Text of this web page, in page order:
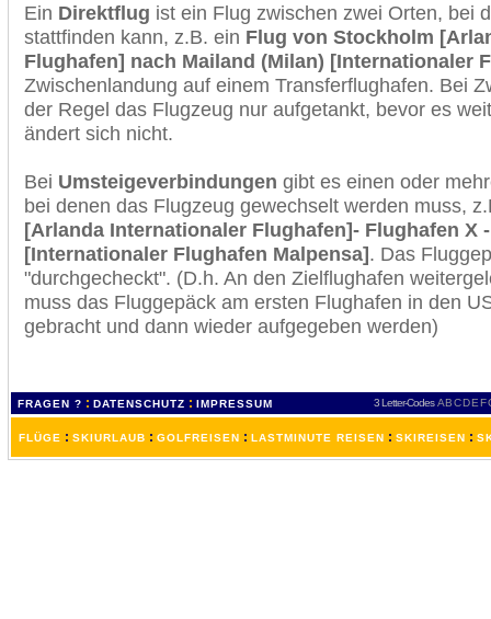
Ein Direktflug ist ein Flug zwischen zwei Orten, bei
stattfinden kann, z.B. ein Flug von Stockholm
Flughafen] nach Mailand (Milan) [Internationaler
Zwischenlandung auf einem Transferflughafen. Bei
der Regel das Flugzeug nur aufgetankt, bevor es
ändert sich nicht.
Bei Umsteigeverbindungen gibt es einen oder
bei denen das Flugzeug gewechselt werden muss,
[Arlanda Internationaler Flughafen]- Flughafen X
[Internationaler Flughafen Malpensa]. Das
"durchgecheckt". (D.h. An den Zielflughafen
muss das Fluggepäck am ersten Flughafen in den
gebracht und dann wieder aufgegeben werden)
FRAGEN ? : DATENSCHUTZ : IMPRESSUM 3 Letter-Codes ABCDEF
FLÜGE : SKIURLAUB : GOLFREISEN : LASTMINUTE REISEN : SKIREISEN :